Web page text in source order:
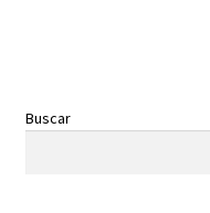
Buscar